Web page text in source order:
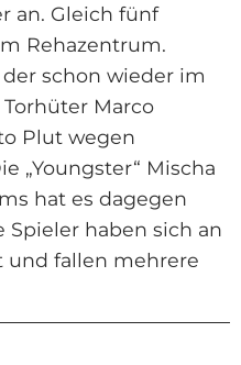
an. Gleich fünf
Rehazentrum.
schon wieder im
Marco
Plut wegen
„Youngster“ Mischa
hat es dagegen
Spieler haben sich an
und fallen mehrere